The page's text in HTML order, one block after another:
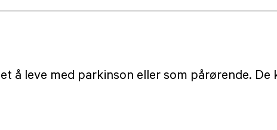
å leve med parkinson eller som pårørende. De